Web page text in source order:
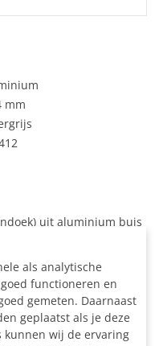
mm
uit aluminium buis
bijbesteld worden via
matenin, wij
als analytische
functioneren en
gemeten. Daarnaast
geplaatst als je deze
kunnen wij de ervaring